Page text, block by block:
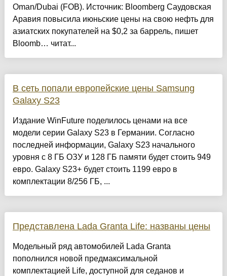
Oman/Dubai (FOB). Источник: Bloomberg Саудовская
Аравия повысила июньские цены на свою нефть для
азиатских покупателей на $0,2 за баррель, пишет
Bloomb… читат...
В сеть попали европейские цены Samsung
Galaxy S23
Издание WinFuture поделилось ценами на все
модели серии Galaxy S23 в Германии. Согласно
последней информации, Galaxy S23 начального
уровня с 8 ГБ ОЗУ и 128 ГБ памяти будет стоить 949
евро. Galaxy S23+ будет стоить 1199 евро в
комплектации 8/256 ГБ, ...
Представлена Lada Granta Life: названы цены
Модельный ряд автомобилей Lada Granta
пополнился новой предмаксимальной
комплектацией Life, доступной для седанов и